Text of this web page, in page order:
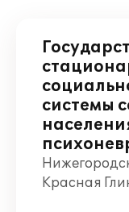
системы
Красная